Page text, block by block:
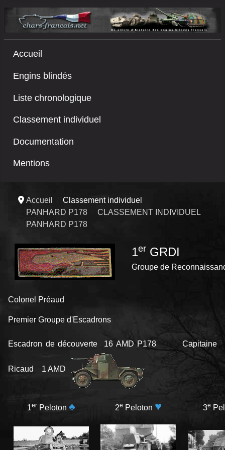
Accueil
Engins blindés
Liste chronologique
Classement individuel
Documentation
Mentions
Accueil
Classement individuel
PANHARD P178
CLASSEMENT INDIVIDUEL
PANHARD P178
1er GRDI
Groupe de
Colonel Préaud
Premier Groupe d'Escadrons
Escadron de découverte 16 AMD P178 Capitaine
Ricaud 1 AMD
1er Peloton ♠ 2e Peloton ♥ 3e